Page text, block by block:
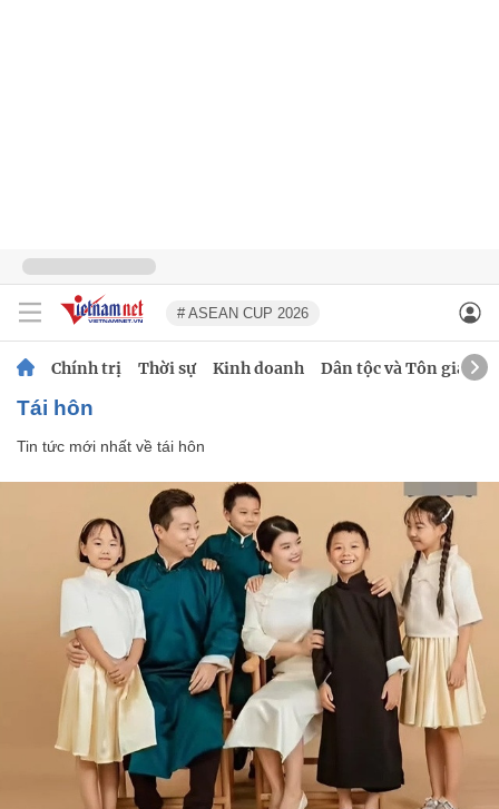
# ASEAN CUP 2026
Chính trị Thời sự Kinh doanh Dân tộc và Tôn giáo
tái hôn
Tin tức mới nhất về tái hôn